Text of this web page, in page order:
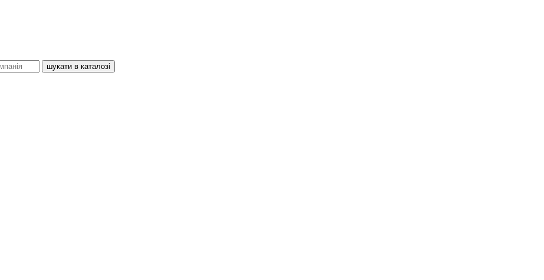
шукати в каталозі